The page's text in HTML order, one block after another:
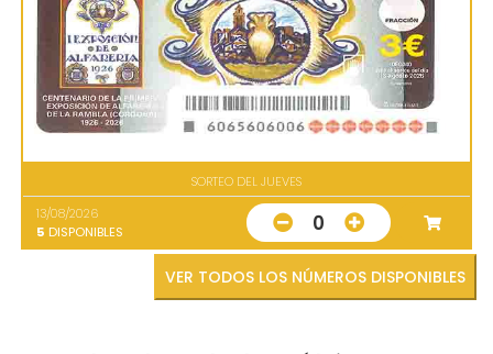
SORTEO DEL JUEVES
13/08/2026
5 DISPONIBLES 0
VER TODOS LOS NÚMEROS DISPONIBLES